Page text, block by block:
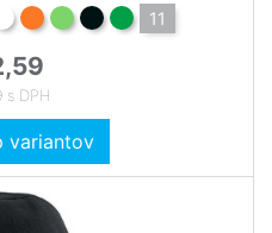
11
s DPH
variantov